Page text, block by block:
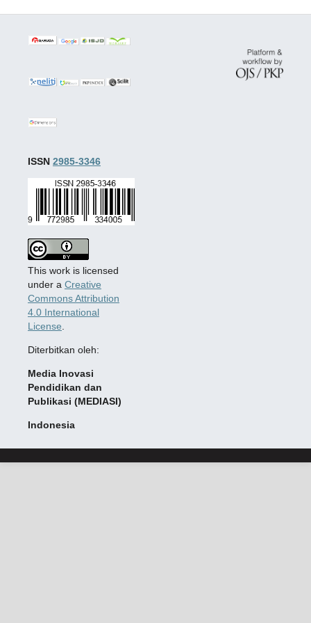
ISSN 2985-3346
This work is licensed
under a Creative
Commons Attribution
4.0 International
License
Diterbitkan oleh:
Media Inovasi
Pendidikan dan
Publikasi (MEDIASI)
Indonesia